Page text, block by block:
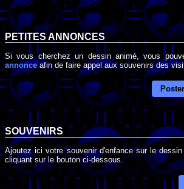
PETITES ANNONCES
Si vous cherchez un dessin animé, vous
annonce afin de faire appel aux souvenirs des
SOUVENIRS
Ajoutez ici votre souvenir d'enfance sur le
cliquant sur le bouton ci-dessous.